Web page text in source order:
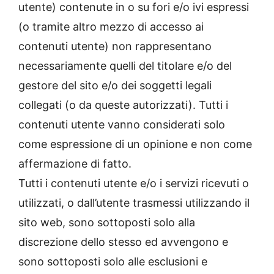
utente) contenute in o su fori e/o ivi espressi
(o tramite altro mezzo di accesso ai
contenuti utente) non rappresentano
necessariamente quelli del titolare e/o del
gestore del sito e/o dei soggetti legali
collegati (o da queste autorizzati). Tutti i
contenuti utente vanno considerati solo
come espressione di un opinione e non come
affermazione di fatto.
Tutti i contenuti utente e/o i servizi ricevuti o
utilizzati, o dall’utente trasmessi utilizzando il
sito web, sono sottoposti solo alla
discrezione dello stesso ed avvengono e
sono sottoposti solo alle esclusioni e